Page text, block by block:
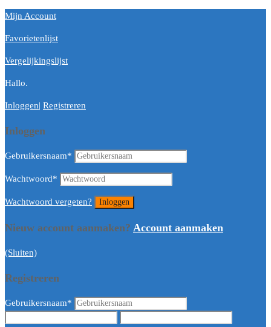
Mijn Account
Favorietenlijst
Vergelijkingslijst
Hallo.
Inloggen| Registreren
Inloggen
Gebruikersnaam*
Wachtwoord*
Wachtwoord vergeten?
Nieuw account aanmaken? Account aanmaken
(Sluiten)
Registreren
Gebruikersnaam*